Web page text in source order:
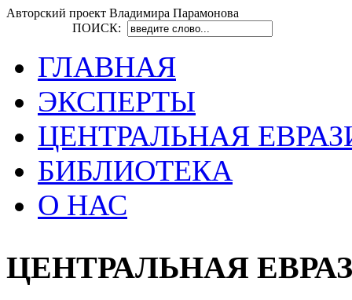
Авторский проект Владимира Парамонова
ПОИСК:
ГЛАВНАЯ
ЭКСПЕРТЫ
ЦЕНТРАЛЬНАЯ
БИБЛИОТЕКА
О НАС
ЦЕНТРАЛЬНАЯ